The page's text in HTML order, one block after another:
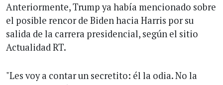
Anteriormente, Trump ya había mencionado sobre
el posible rencor de Biden hacia Harris por su
salida de la carrera presidencial, según el sitio
Actualidad RT.
"Les voy a contar un secretito: él la odia. No la